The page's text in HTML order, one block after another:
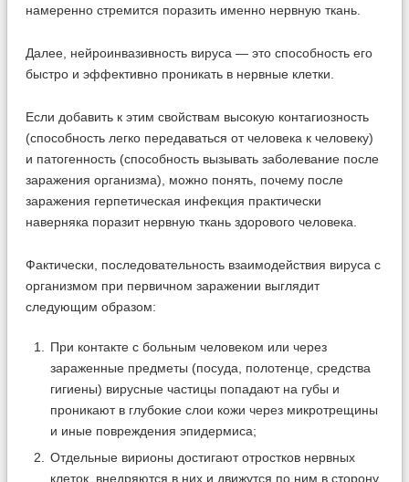
намеренно стремится поразить именно нервную ткань.
Далее, нейроинвазивность вируса — это способность его
быстро и эффективно проникать в нервные клетки.
Если добавить к этим свойствам высокую контагиозность
(способность легко передаваться от человека к человеку)
и патогенность (способность вызывать заболевание после
заражения организма), можно понять, почему после
заражения герпетическая инфекция практически
наверняка поразит нервную ткань здорового человека.
Фактически, последовательность взаимодействия вируса с
организмом при первичном заражении выглядит
следующим образом:
При контакте с больным человеком или через
зараженные предметы (посуда, полотенце, средства
гигиены) вирусные частицы попадают на губы и
проникают в глубокие слои кожи через микротрещины
и иные повреждения эпидермиса;
Отдельные вирионы достигают отростков нервных
клеток, внедряются в них и движутся по ним в сторону